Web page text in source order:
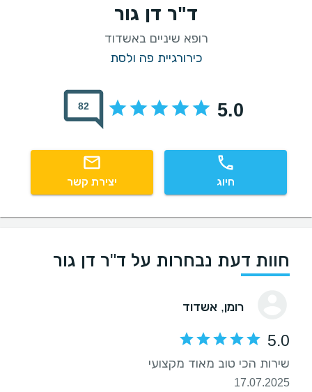
ד"ר דן גור
רופא שיניים באשדוד
כירורגיית פה ולסת
5.0
82
חיוג יצירת קשר
חוות דעת נבחרות על ד"ר דן גור
רומן, אשדוד
5.0
‏שירות הכי טוב מאוד מקצועי
17.07.2025